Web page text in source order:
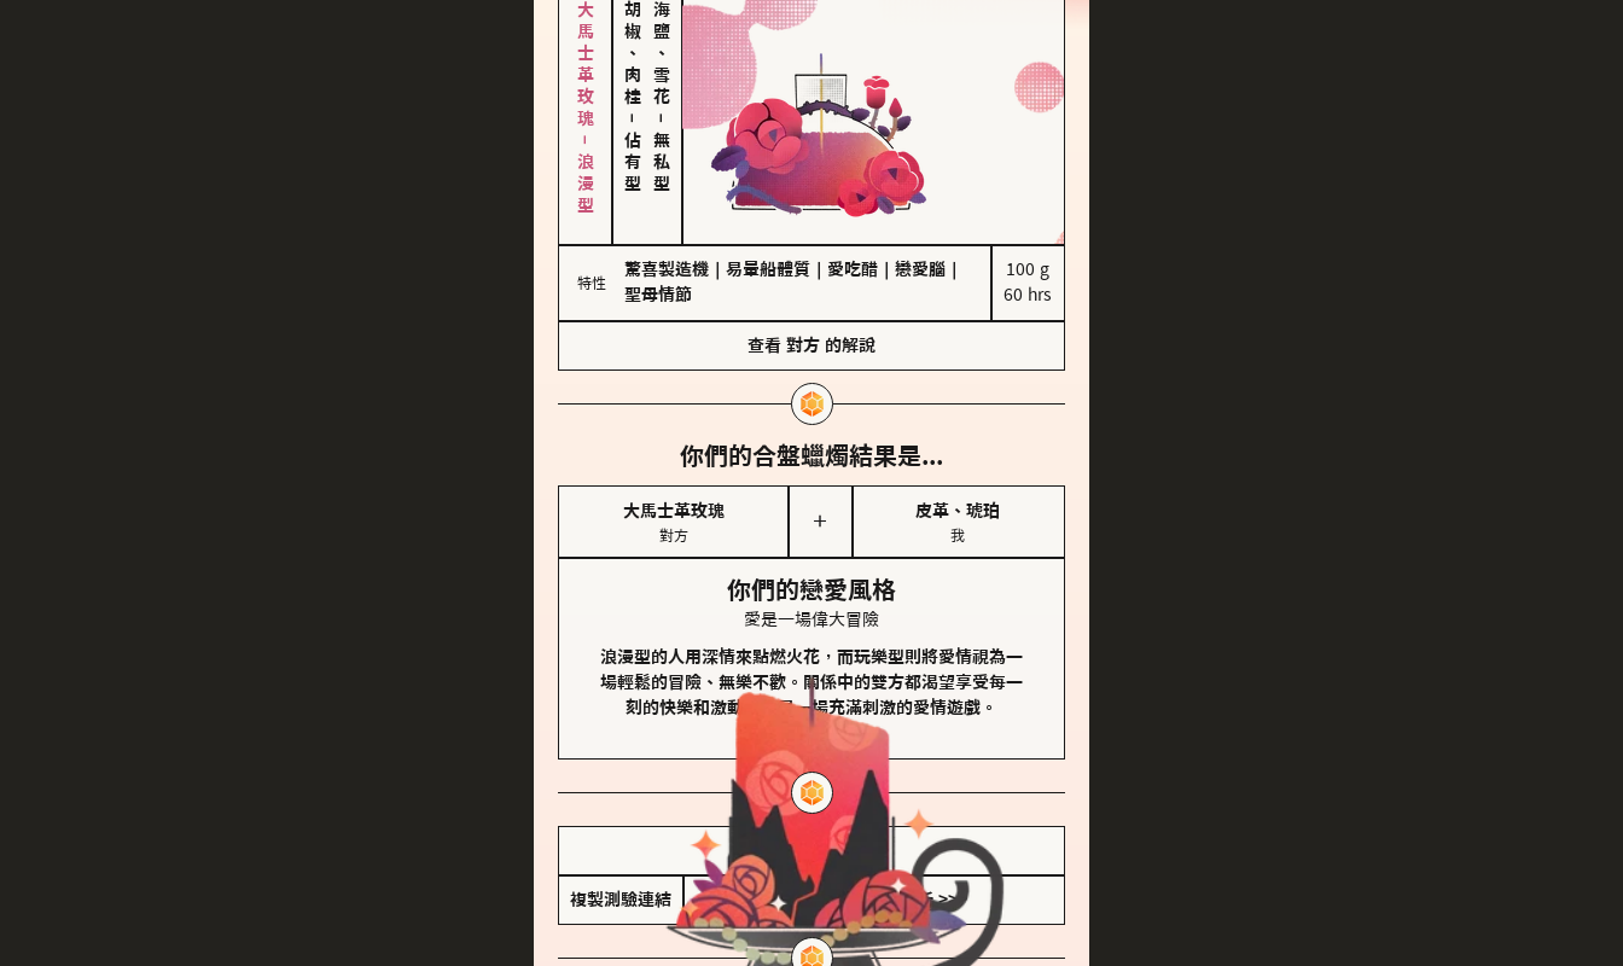
大馬士革玫瑰－浪漫型 胡椒、肉桂
－
佔有型
海鹽、雪花
－
無私型
特性
驚喜製造機 易暈船體質 愛吃醋 戀愛腦
聖母情節
100 g
60 hrs
查看 對方 的解說
你們的合盤蠟燭結果是...
大馬士革玫瑰
對方
＋
皮革、琥珀
我
你們的戀愛風格
愛是一場偉大冒險
浪漫型的人用深情來點燃火花，而玩樂型則將愛情視為一
場輕鬆的冒險、無樂不歡。關係中的雙方都渴望享受每一
刻的快樂和激動，像是一場充滿刺激的愛情遊戲。
儲存我的結果圖
複製測驗連結 查看香氛類型全解析 >>>